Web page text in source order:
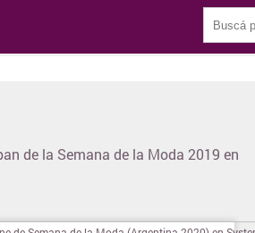
de la Semana de la Moda 2019 en